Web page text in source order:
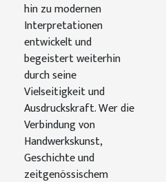
hin zu modernen
Interpretationen
entwickelt und
begeistert weiterhin
durch seine
Vielseitigkeit und
Ausdruckskraft. Wer die
Verbindung von
Handwerkskunst,
Geschichte und
zeitgenössischem